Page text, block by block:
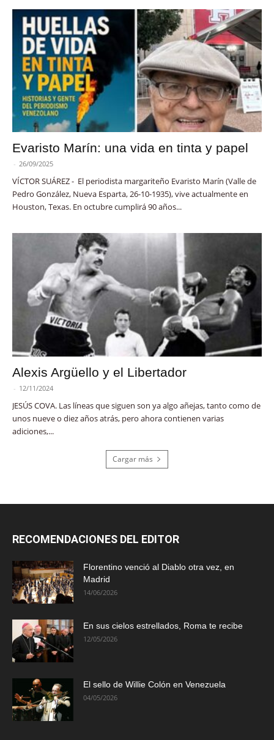
Evaristo Marín: una vida en tinta y papel
- 26/09/2025
VÍCTOR SUÁREZ - El periodista margariteño Evaristo Marín (Valle de
Pedro González, Nueva Esparta, 26-10-1935), vive actualmente en
Houston, Texas. En octubre cumplirá 90 años...
Alexis Argüello y el Libertador
- 12/11/2024
JESÚS COVA. Las líneas que siguen son ya algo añejas, tanto como de
unos nueve o diez años atrás, pero ahora contienen varias
adiciones,...
Cargar más
RECOMENDACIONES DEL EDITOR
Florentino venció al Diablo otra vez, en
Madrid
14/06/2026
En sus cielos estrellados, Roma te recibe
12/05/2026
El sello de Willie Colón en Venezuela
04/05/2026